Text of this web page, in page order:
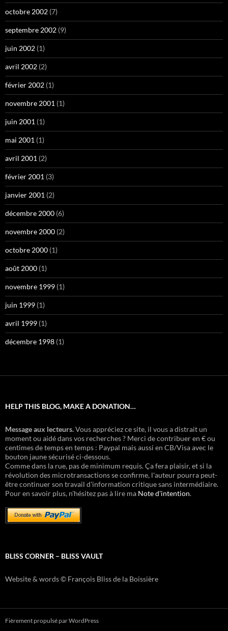
octobre 2002 (7)
septembre 2002 (9)
juin 2002 (1)
avril 2002 (2)
février 2002 (1)
novembre 2001 (1)
juin 2001 (1)
mai 2001 (1)
avril 2001 (2)
février 2001 (3)
janvier 2001 (2)
décembre 2000 (6)
novembre 2000 (2)
octobre 2000 (1)
août 2000 (1)
novembre 1999 (1)
juin 1999 (1)
avril 1999 (1)
décembre 1998 (1)
HELP THIS BLOG, MAKE A DONATION…
Message aux lecteurs.Vous appréciez ce site, il vous a distrait un
moment ou aidé dans vos recherches ? Merci de contribuer en € ou
centimes de temps en temps : Paypal mais aussi en CB/Visa avec le
bouton jaune sécurisé ci-dessous.
Comme dans la rue, pas de minimum requis. Ça fera plaisir, et si la
révolution des microtransactions se confirme, l'auteur pourra peut-
être continuer son travail d'information critique sans intermédiaire.
Pour en savoir plus, n'hésitez pas à lire ma Note d'intention.
BLISS CORNER – BLISS VAULT
Website & words © François Bliss de la Boissière
Fièrement propulsé par WordPress